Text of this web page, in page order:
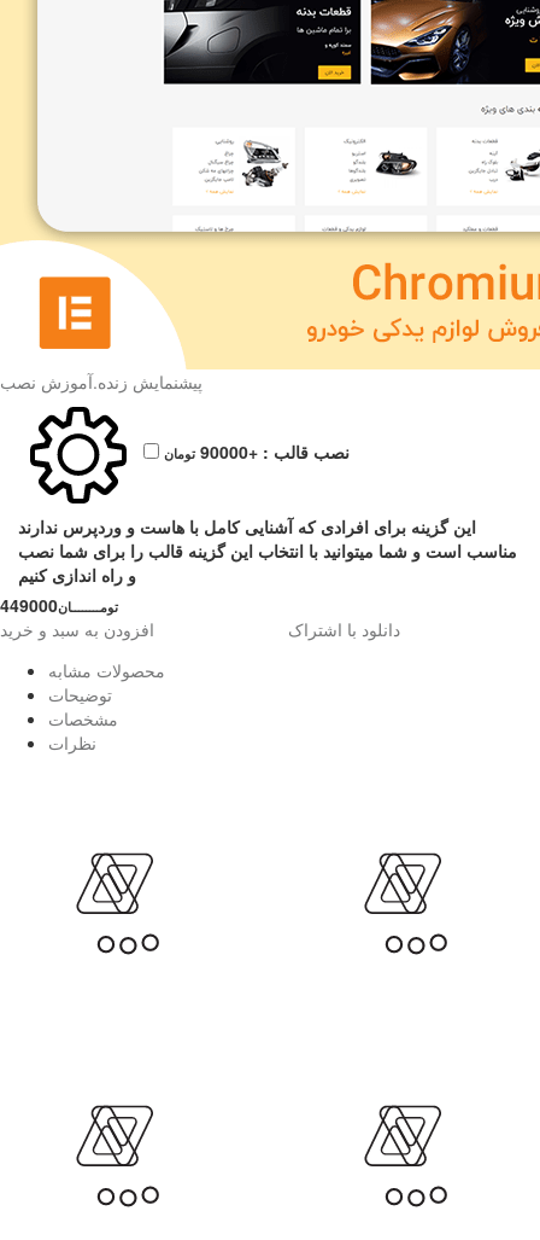
پیشنمایش زنده.آموزش نصب
نصب قالب : +90000 تومان
این گزینه برای افرادی که آشنایی کامل با هاست و وردپرس ندارند
مناسب است و شما میتوانید با انتخاب این گزینه قالب را برای شما نصب
و راه اندازی کنیم
449000تومــــــــان
افزودن به سبد و خرید
دانلود با اشتراک
محصولات مشابه
توضیحات
مشخصات
نظرات